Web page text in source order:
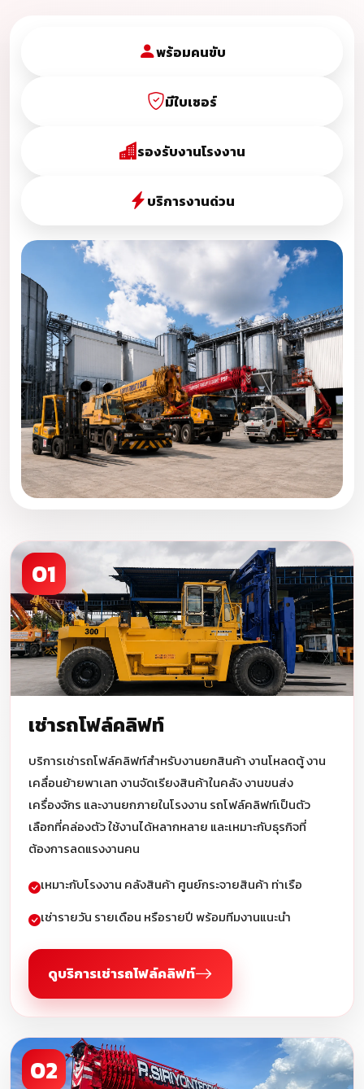
พร้อมคนขับ
มีใบเซอร์
รองรับงานโรงงาน
บริการงานด่วน
01
เช่ารถโฟล์คลิฟท์
บริการเช่ารถโฟล์คลิฟท์สำหรับงานยกสินค้า งานโหลดตู้ งาน
เคลื่อนย้ายพาเลท งานจัดเรียงสินค้าในคลัง งานขนส่ง
เครื่องจักร และงานยกภายในโรงงาน รถโฟล์คลิฟท์เป็นตัว
เลือกที่คล่องตัว ใช้งานได้หลากหลาย และเหมาะกับธุรกิจที่
ต้องการลดแรงงานคน
เหมาะกับโรงงาน คลังสินค้า ศูนย์กระจายสินค้า ท่าเรือ
เช่ารายวัน รายเดือน หรือรายปี พร้อมทีมงานแนะนำ
ดูบริการเช่ารถโฟล์คลิฟท์
02